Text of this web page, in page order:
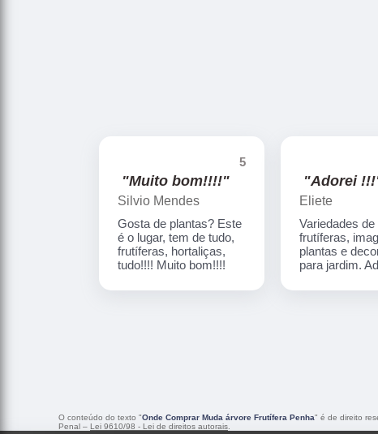
5
"Muito bom!!!!"
Silvio Mendes
Gosta de plantas? Este
é o lugar, tem de tudo,
frutíferas, hortaliças,
tudo!!!! Muito bom!!!!
"Adorei
Eliete
Variedades
frutíferas,
plantas e
para jardim.
O conteúdo do texto "Onde Comprar Muda árvore Frutífera Penha" é de direito
Penal – Lei 9610/98 - Lei de direitos autorais